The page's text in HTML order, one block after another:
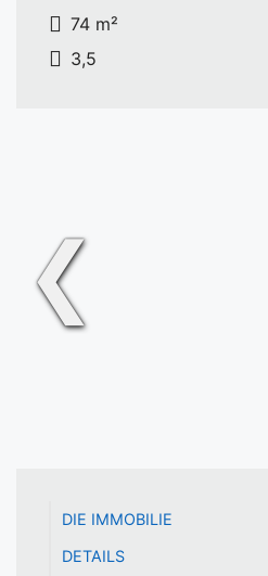
74 m²
3,5
❮
DIE IMMOBILIE
DETAILS